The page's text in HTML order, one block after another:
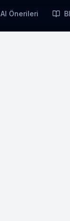
AI Önerileri